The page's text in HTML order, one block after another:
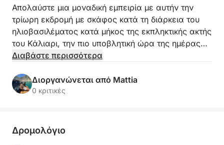
Απολαύστε μια μοναδική εμπειρία με αυτήν την
τρίωρη εκδρομή με σκάφος κατά τη διάρκεια του
ηλιοβασιλέματος κατά μήκος της εκπληκτικής ακτής
του Κάλιαρι, την πιο υποβλητική ώρα της ημέρας
για να απολαύσετε τη θάλασσα με απόλυτη
Αναχωρώντας από τη Μαρίνα Sant'Elmo, θα
Mosca, η Cala Bernat και η Cala Fighera, που
Διαβάστε περισσότερα
Διοργανώνεται από Mattia
0 κριτικές
Δρομολόγιο